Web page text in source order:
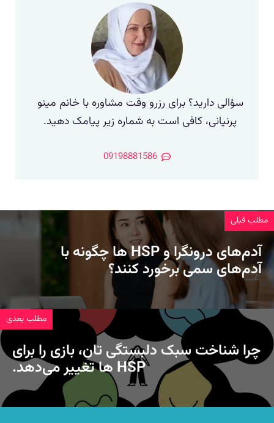
سؤالی دارید؟ برای رزرو وقت مشاوره با خانم مینو
پرنیانی، کافی است به شماره زیر پیامک دهید.
09198881586
مطلب قبلی
آدم‌های درونگرا و ‏HSP‏ ها چگونه با
آدم‌های سمی برخورد کنند؟
مطلب بعدی
چرا شناخت سبک دلبستگی تان، بازی را برای